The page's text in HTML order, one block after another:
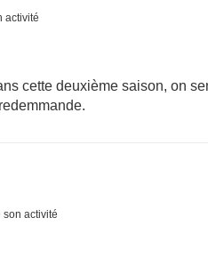
activité
cette deuxième saison, on
son activité